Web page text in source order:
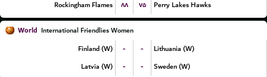
Rockingham Flames
۸۸ ۷۵ Perry Lakes Hawks
World International Friendlies Women
Finland (W)
- -
Lithuania (W)
Latvia (W)
- - Sweden (W)